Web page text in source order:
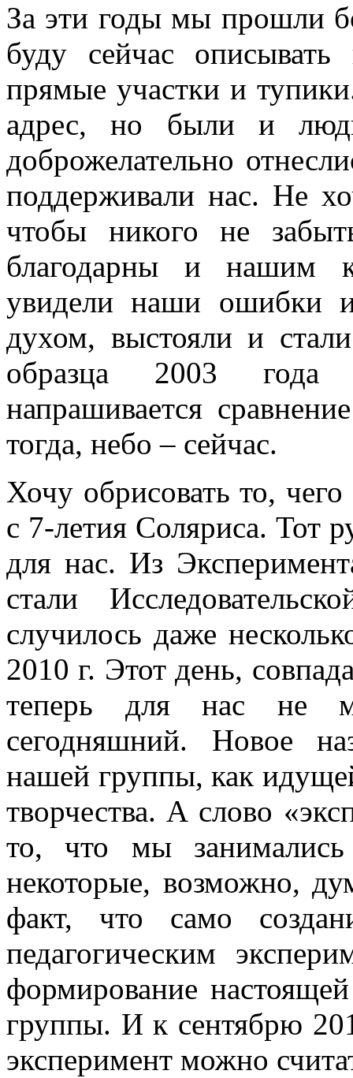
За эти годы мы прошли
буду сейчас
прямые участки и
адрес, но были и
доброжелательно
поддерживали нас. Не
чтобы никого не
благодарны и нашим
увидели наши ошибки
духом, выстояли и
образца 2003 года
напрашивается
тогда, небо – сейчас.
Хочу обрисовать то,
с 7-летия Соляриса. Тот
для нас. Из
стали
случилось даже
2010 г. Этот день,
теперь для нас не
сегодняшний. Новое
нашей группы, как
творчества. А слово
то, что мы занимались
некоторые, возможно,
факт, что само
педагогическим
формирование настоящей
группы. И к сентябрю
эксперимент можно